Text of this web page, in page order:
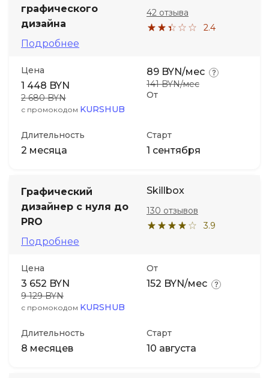
графического
дизайна
Подробнее
2.4
42 отзыва
Цена
1 448 BYN
2 680 BYN
с промокодом KURSHUB
От
89 BYN/мес
141 BYN/мес
Длительность
2 месяца
Старт
1 сентября
Графический
дизайнер с нуля до
PRO
Подробнее
Skillbox
3.9
130 отзывов
Цена
3 652 BYN
9 129 BYN
с промокодом KURSHUB
От
152 BYN/мес
Длительность
8 месяцев
Старт
10 августа